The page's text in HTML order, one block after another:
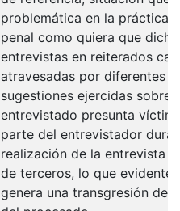
problemática en la práctica
penal como quiera que
entrevistas en reiterados
atravesadas por diferentes
sugestiones ejercidas sobre
entrevistado presunta
parte del entrevistador
realización de la entrevista
de terceros, lo que
genera una transgresión de